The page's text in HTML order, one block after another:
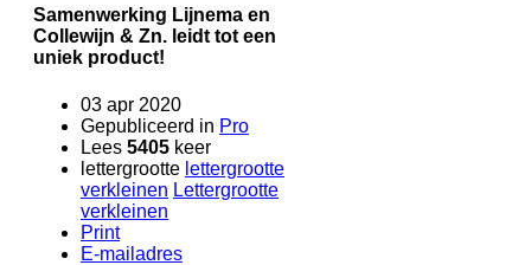
Samenwerking Lijnema en
Collewijn & Zn. leidt tot een
uniek product!
03 apr 2020
Gepubliceerd in Pro
Lees 5405 keer
lettergrootte lettergrootte
verkleinen Lettergrootte
verkleinen
Print
E-mailadres